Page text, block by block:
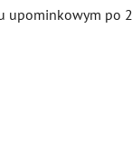
upominkowym po